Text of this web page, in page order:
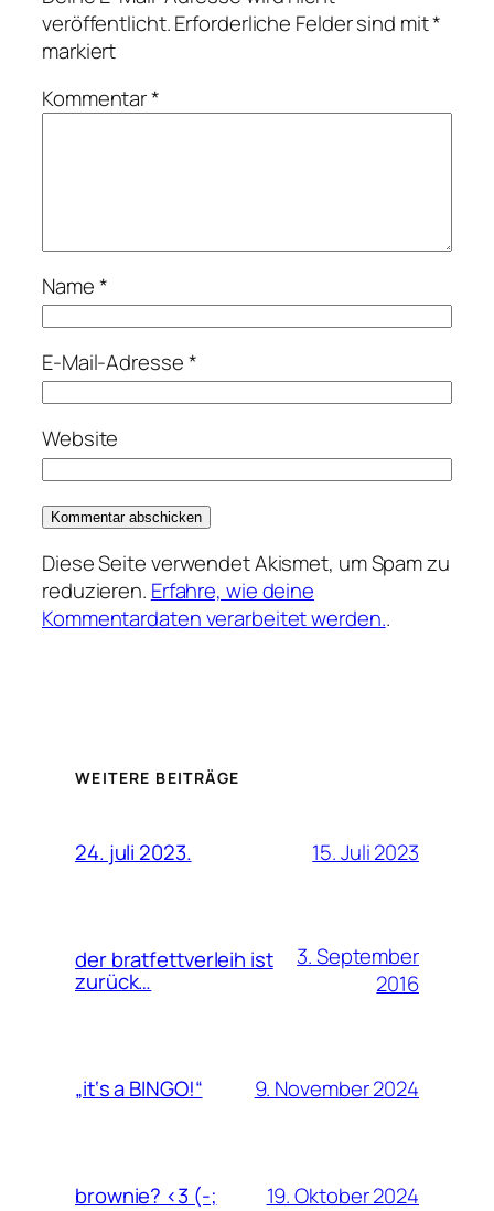
veröffentlicht.Erforderliche Felder sind mit*
markiert
Kommentar*
Name*
E-Mail-Adresse*
Website
Diese Seite verwendet Akismet, um Spam zu
reduzieren. Erfahre, wie deine
Kommentardaten verarbeitet werden..
WEITERE BEITRÄGE
24. juli 2023. 15. Juli 2023
der bratfettverleih ist
zurück…
3. September
2016
„it‘s a BINGO!“ 9. November 2024
brownie? <3 (-; 19. Oktober 2024